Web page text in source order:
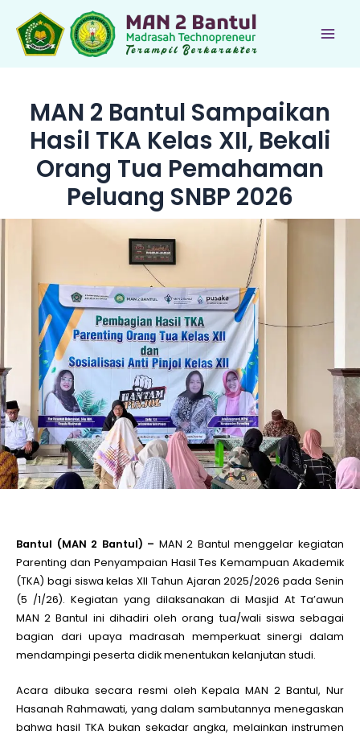
konten
MAN 2 Bantul Sampaikan
Hasil TKA Kelas XII, Bekali
Orang Tua Pemahaman
Peluang SNBP 2026
Bantul (MAN 2 Bantul) – MAN 2 Bantul menggelar kegiatan
Parenting dan Penyampaian Hasil Tes Kemampuan Akademik
(TKA) bagi siswa kelas XII Tahun Ajaran 2025/2026 pada Senin
(5 /1/26). Kegiatan yang dilaksanakan di Masjid At Ta’awun
MAN 2 Bantul ini dihadiri oleh orang tua/wali siswa sebagai
bagian dari upaya madrasah memperkuat sinergi dalam
mendampingi peserta didik menentukan kelanjutan studi.
Acara dibuka secara resmi oleh Kepala MAN 2 Bantul, Nur
Hasanah Rahmawati, yang dalam sambutannya menegaskan
bahwa hasil TKA bukan sekadar angka, melainkan instrumen